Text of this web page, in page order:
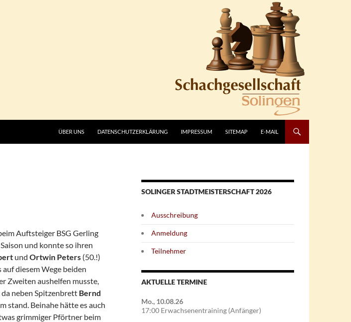
ÜBER UNS DATENSCHUTZERKLÄRUNG IMPRESSUM SITEMAP E-MAIL
Auftsteiger BSG Gerling
und konnte so ihren
und Ortwin Peters (50.!)
auf diesem Wege beiden
Zweiten aushelfen musste,
da neben Spitzenbrett Bernd
stand. Beinahe hätte es auch
grimmiger Pförtner beim
SOLINGER STADTMEISTERSCHAFT 2026
Ausschreibung
Anmeldung
Teilnehmer
AKTUELLE TERMINE
Mo., 10.08.26
17:00 Erwachsenentraining (Anfänger)